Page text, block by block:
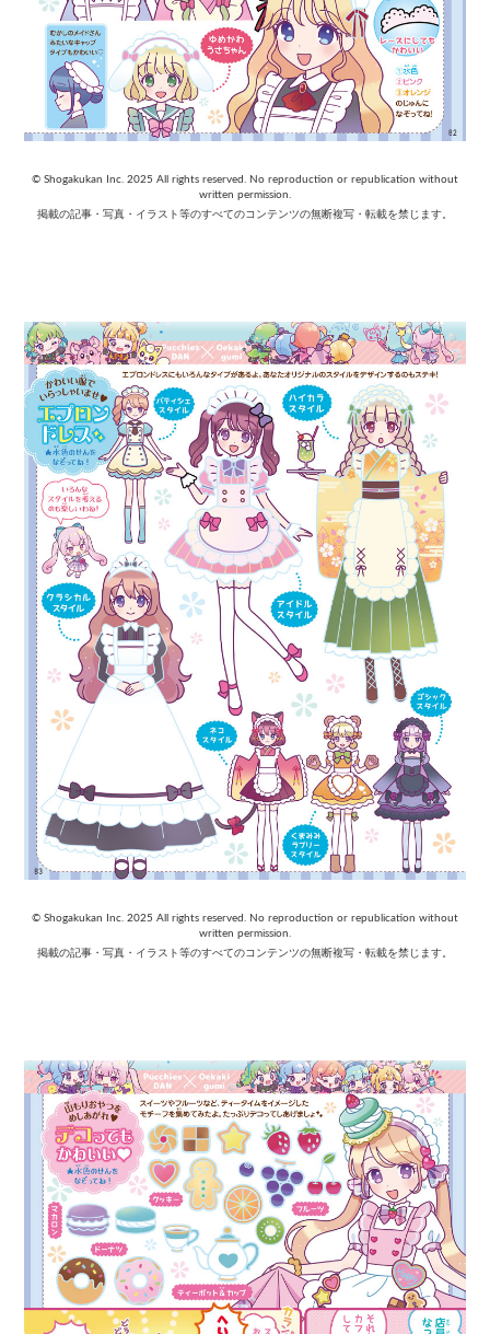
© Shogakukan Inc. 2025 All rights reserved. No reproduction or republication without
written permission.
掲載の記事・写真・イラスト等のすべてのコンテンツの無断複写・転載を禁じます。
© Shogakukan Inc. 2025 All rights reserved. No reproduction or republication without
written permission.
掲載の記事・写真・イラスト等のすべてのコンテンツの無断複写・転載を禁じます。